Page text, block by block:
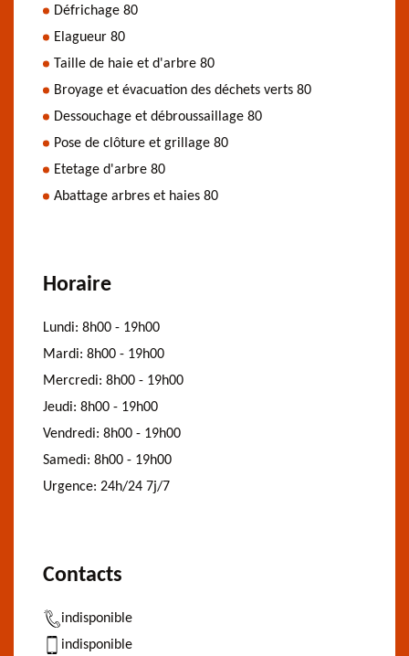
Défrichage 80
Elagueur 80
Taille de haie et d'arbre 80
Broyage et évacuation des déchets verts 80
Dessouchage et débroussaillage 80
Pose de clôture et grillage 80
Etetage d'arbre 80
Abattage arbres et haies 80
Horaire
Lundi: 8h00 - 19h00
Mardi: 8h00 - 19h00
Mercredi: 8h00 - 19h00
Jeudi: 8h00 - 19h00
Vendredi: 8h00 - 19h00
Samedi: 8h00 - 19h00
Urgence: 24h/24 7j/7
Contacts
indisponible
indisponible